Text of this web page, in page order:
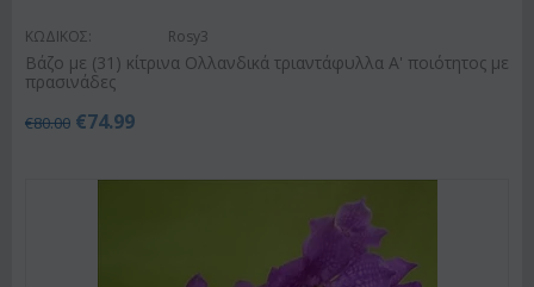
ΚΩΔΙΚΟΣ: Rosy3
Βάζο με (31) κίτρινα Ολλανδικά τριαντάφυλλα Α' ποιότητος με
πρασινάδες
€80.00 €74.99